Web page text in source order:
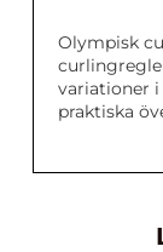
Olympisk
variationer i
praktiska